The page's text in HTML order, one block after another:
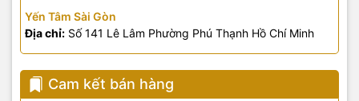
Yến Tâm Sài Gòn
Địa chỉ: Số 141 Lê Lâm Phường Phú Thạnh Hồ Chí Minh
Cam kết bán hàng